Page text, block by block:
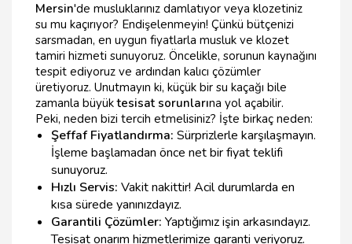
Mersin'de musluklarınız damlatıyor veya klozetiniz
su mu kaçırıyor? Endişelenmeyin! Çünkü bütçenizi
sarsmadan, en uygun fiyatlarla musluk ve klozet
tamiri hizmeti sunuyoruz. Öncelikle, sorunun kaynağını
tespit ediyoruz ve ardından kalıcı çözümler
üretiyoruz. Unutmayın ki, küçük bir su kaçağı bile
zamanla büyüktesisat sorunlarına yol açabilir.
Peki, neden bizi tercih etmelisiniz? İşte birkaç neden:
Şeffaf Fiyatlandırma: Sürprizlerle karşılaşmayın.
İşleme başlamadan önce net bir fiyat teklifi
sunuyoruz.
Hızlı Servis: Vakit nakittir! Acil durumlarda en
kısa sürede yanınızdayız.
Garantili Çözümler: Yaptığımız işin arkasındayız.
Tesisat onarım hizmetlerimize garanti veriyoruz.